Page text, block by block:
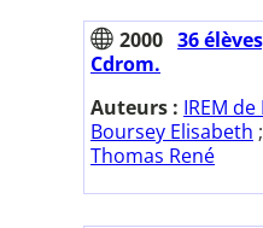
2000 36
Cdrom.
Auteurs : IREM
Boursey Elisabeth ;
Thomas René